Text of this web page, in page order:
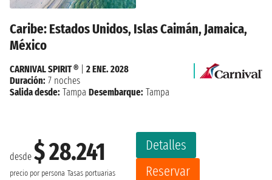
Caribe: Estados Unidos, Islas Caimán, Jamaica,
México
desde $ 28.241
precio por persona Tasas portuarias
Detalles
Reservar
CARNIVAL SPIRIT ®
2 ENE. 2028
Duración: 7 noches
Salida desde: Tampa Desembarque: Tampa